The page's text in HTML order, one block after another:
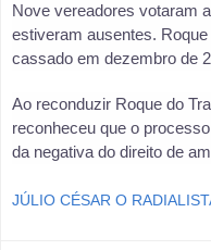
Nove vereadores votaram
estiveram ausentes.
cassado em dezembro de
Ao reconduzir Roque do
reconheceu que o
da negativa do direito de
JÚLIO CÉSAR O